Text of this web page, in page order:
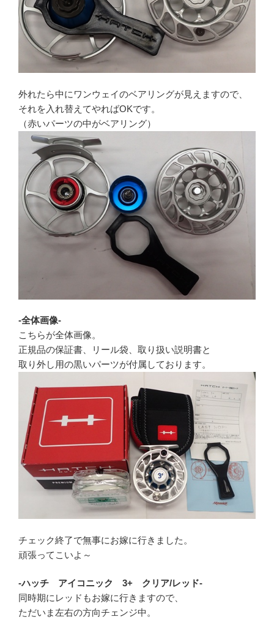
外れたら中にワンウェイのベアリングが見えますので、
それを入れ替えてやればOKです。
（赤いパーツの中がベアリング）
-全体画像-
こちらが全体画像。
正規品の保証書、リール袋、取り扱い説明書と
取り外し用の黒いパーツが付属しております。
チェック終了で無事にお嫁に行きました。
頑張ってこいよ～
-ハッチ アイコニック 3+ クリア/レッド-
同時期にレッドもお嫁に行きますので、
ただいま左右の方向チェンジ中。